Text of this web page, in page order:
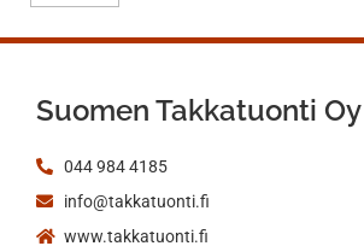
Suomen Takkatuonti Oy
044 984 4185
info@takkatuonti.fi
www.takkatuonti.fi